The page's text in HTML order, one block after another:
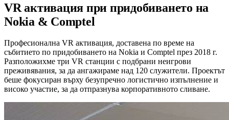
VR активация при придобиването на
Nokia & Comptel
Професионална VR активация, доставена по време на
събитието по придобиването на Nokia и Comptel през 2018 г.
Разположихме три VR станции с подбрани неигрови
преживявания, за да ангажираме над 120 служители. Проектът
беше фокусиран върху безупречно логистично изпълнение и
високо участие, за да отпразнува корпоративното сливане.